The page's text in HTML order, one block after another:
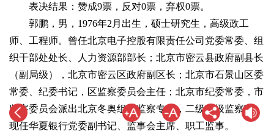
表决结果：赞成9票，反对0票，弃权0票。
郭鹏，男，1976年2月出生，硕士研究生，高级政工
师、工程师。曾任北京电子控股有限责任公司党委常委、组
织干部处处长、人力资源部部长；北京市密云县政府副县长
（副局级），北京市密云区政府副区长；北京市石景山区委
常委、纪委书记，区监察委员会主任；北京市纪委常委，市
监察委员会派出北京冬奥组委监察专员，二级高级监察官。
现任华夏银行党委副书记、监事会主席、职工监事。